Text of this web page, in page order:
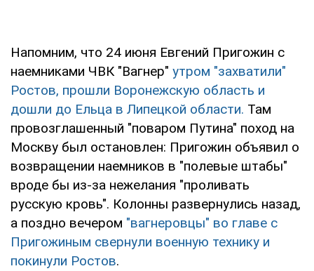
Напомним, что 24 июня Евгений Пригожин с
наемниками ЧВК "Вагнер" утром "захватили"
Ростов, прошли Воронежскую область и
дошли до Ельца в Липецкой области. Там
провозглашенный "поваром Путина" поход на
Москву был остановлен: Пригожин объявил о
возвращении наемников в "полевые штабы"
вроде бы из-за нежелания "проливать
русскую кровь". Колонны развернулись назад,
а поздно вечером "вагнеровцы" во главе с
Пригожиным свернули военную технику и
покинули Ростов.